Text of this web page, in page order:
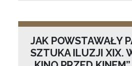
JAK POWSTAWAŁY
SZTUKA ILUZJI XIX.